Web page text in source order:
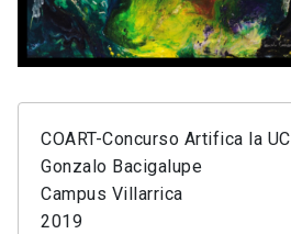
COART-Concurso Artifica la UC
Gonzalo Bacigalupe
Campus Villarrica
2019